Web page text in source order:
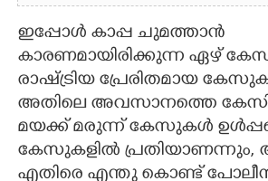
ഇപ്പോള്‍ കാപ്പ ചുമത്താന്‍
കാരണമായിരിക്കുന്ന ഏഴ്
രാഷ്ട്രിയ പ്രേരിതമായ
അതിലെ അവസാനത്തെ
മയക്ക് മരുന്ന് കേസുകള്‍
കേസുകളില്‍ പ്രതിയാണന്നും,
എതിരെ എന്തു കൊണ്ട്